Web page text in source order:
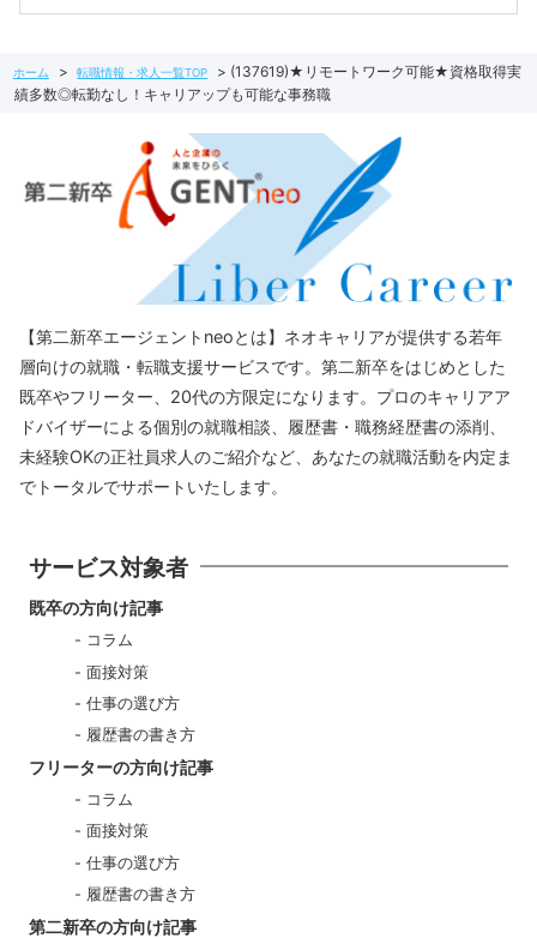
ホーム 転職情報・求人一覧TOP
(137619)★リモートワーク可能★資格取得実
績多数◎転勤なし！キャリアップも可能な事務職
【第二新卒エージェントneoとは】ネオキャリアが提供する若年
層向けの就職・転職支援サービスです。第二新卒をはじめとした
既卒やフリーター、20代の方限定になります。プロのキャリアア
ドバイザーによる個別の就職相談、履歴書・職務経歴書の添削、
未経験OKの正社員求人のご紹介など、あなたの就職活動を内定ま
でトータルでサポートいたします。
サービス対象者
既卒の方向け記事
コラム
面接対策
仕事の選び方
履歴書の書き方
フリーターの方向け記事
コラム
面接対策
仕事の選び方
履歴書の書き方
第二新卒の方向け記事